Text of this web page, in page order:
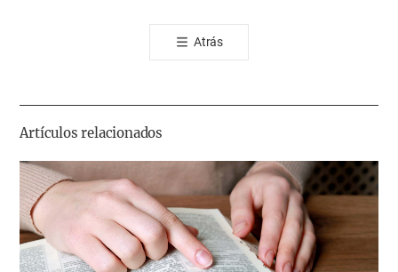
톡
공
기
Atrás
Artículos relacionados